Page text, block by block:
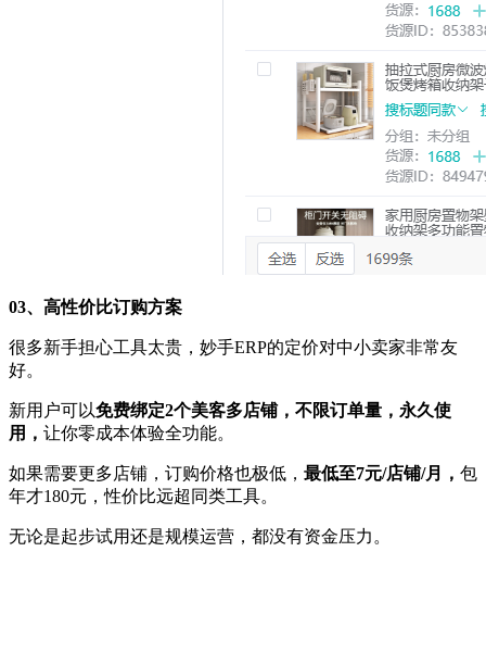
03、高性价比订购方案
很多新手担心工具太贵，妙手ERP的定价对中小卖家非常友
好。
新用户可以免费绑定2个美客多店铺，不限订单量，永久使
用， 让你零成本体验全功能。
如果需要更多店铺，订购价格也极低， 最低至7元/店铺/月， 包
年才180元，性价比远超同类工具。
无论是起步试用还是规模运营，都没有资金压力。